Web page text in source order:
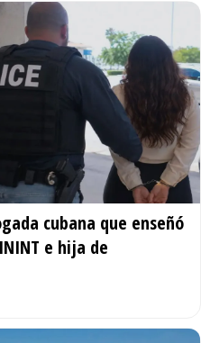
cubana que enseñó
e hija de